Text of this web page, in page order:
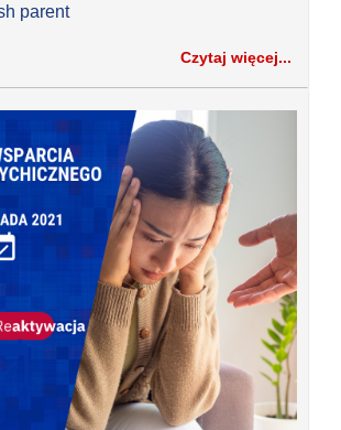
parent
Czytaj więcej...